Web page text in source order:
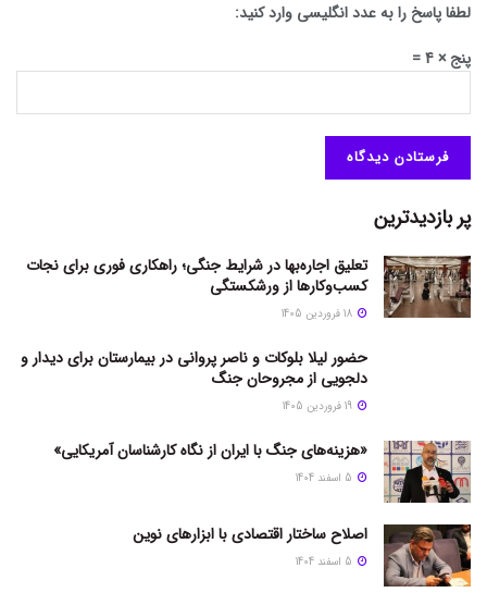
لطفا پاسخ را به عدد انگلیسی وارد کنید:
پنج × 4 =
پر بازدیدترین
تعلیق اجاره‌بها در شرایط جنگی؛ راهکاری فوری برای نجات
کسب‌وکارها از ورشکستگی
حضور لیلا بلوکات و ناصر پروانی در بیمارستان برای دیدار و
دلجویی از مجروحان جنگ
«هزینه‌های جنگ با ایران از نگاه کارشناسان آمریکایی»
اصلاح ساختار اقتصادی با ابزارهای نوین